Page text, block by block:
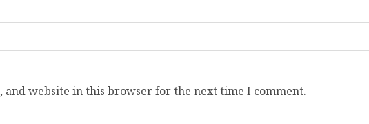
and website in this browser for the next time I comment.